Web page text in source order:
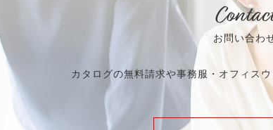
お問い合わ
カタログの無料請求や事務服・オフィス